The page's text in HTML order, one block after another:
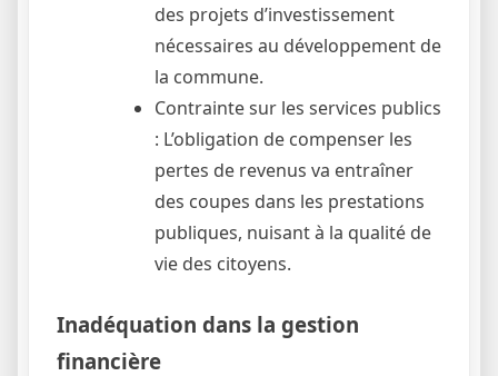
des projets d’investissement
nécessaires au développement de
la commune.
Contrainte sur les services publics
: L’obligation de compenser les
pertes de revenus va entraîner
des coupes dans les prestations
publiques, nuisant à la qualité de
vie des citoyens.
Inadéquation dans la gestion
financière